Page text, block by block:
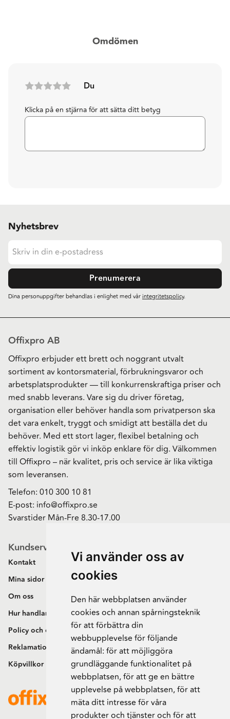
Vi använder oss av
cookies
Den här webbplatsen använder
cookies och annan spårningsteknik
för att förbättra din
webbupplevelse för följande
ändamål: för att möjliggöra
grundläggande funktionalitet på
webbplatsen,för att ge en bättre
upplevelse på webbplatsen,för att
mäta ditt intresse för våra
produkter och tjänster och för att
Omdömen
Du
Klicka på en stjärna för att sätta ditt betyg
Nyhetsbrev
Prenumerera
Dina personuppgifter behandlas i enlighet med vårintegritetspolicy.
Offixpro AB
Offixpro erbjuder ett brett och noggrant utvalt
sortiment av kontorsmaterial, förbrukningsvaror och
arbetsplatsprodukter — till konkurrenskraftiga priser och
med snabb leverans. Vare sig du driver företag,
organisation eller behöver handla som privatperson ska
det vara enkelt, tryggt och smidigt att beställa det du
behöver. Med ett stort lager, flexibel betalning och
effektiv logistik gör vi inköp enklare för dig. Välkommen
till Offixpro – när kvalitet, pris och service är lika viktiga
som leveransen.
Telefon: 010 300 10 81
E-post: info@offixpro.se
Svarstider Mån-Fre 8.30-17.00
Kundservice
Kontakt
Mina sidor
Om oss
Hur handlar jag?
Policy och cookies
Reklamation och retur
Köpvillkor